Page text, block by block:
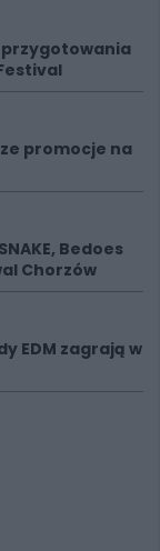
promocje na
Bedoes
Chorzów
EDM zagrają w